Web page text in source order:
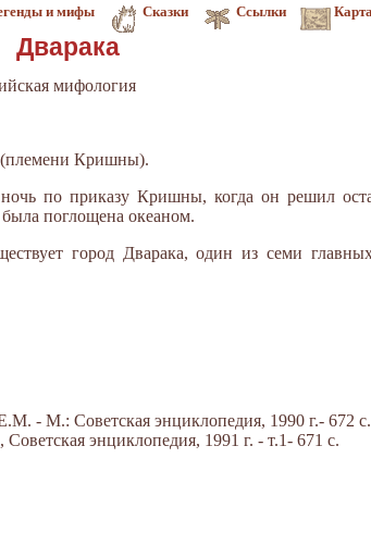
и мифы Сказки Ссылки
Дварака
мифология
(племени Кришны).
по приказу Кришны, когда он решил
поглощена океаном.
город Дварака, один из семи
- М.: Советская энциклопедия, 1990 г.- 672 с.
энциклопедия, 1991 г. - т.1- 671 с.